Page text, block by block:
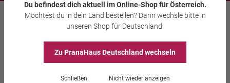
Räuchern Räucherwerk
Räuchermischung
„Reinigung“
Du befindest dich aktuell im Online-Shopfür Österreich.
Möchtest du in dein Land bestellen? Dann wechsle bitte in
unseren Shop für Deutschland
Zu PranaHausDeutschland wechseln
Schließen Nicht wieder anzeigen